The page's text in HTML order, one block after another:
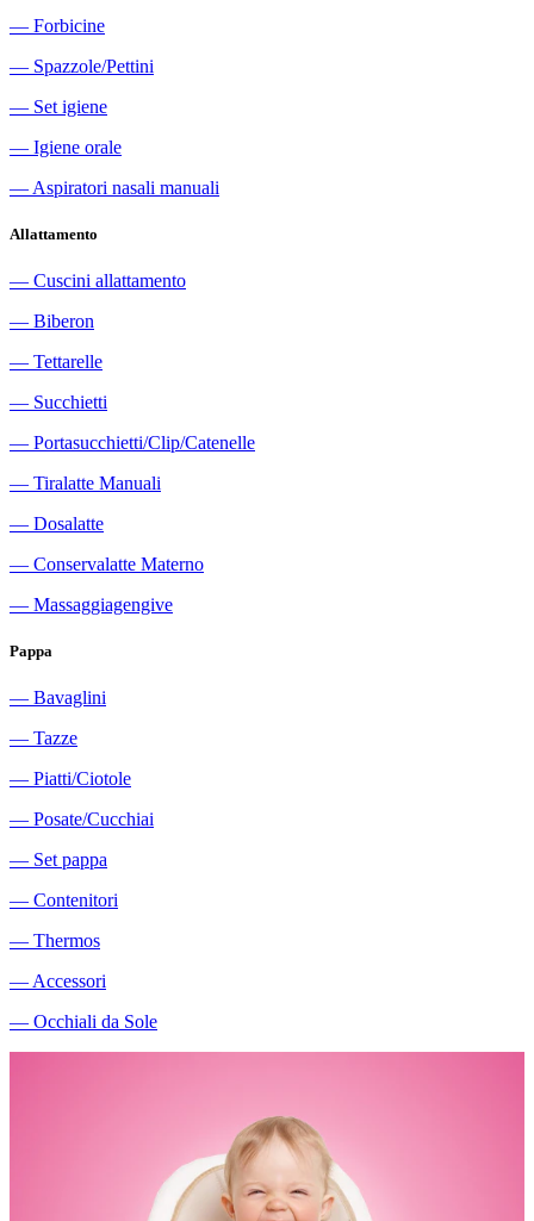
― Forbicine
― Spazzole/Pettini
― Set igiene
― Igiene orale
― Aspiratori nasali manuali
Allattamento
― Cuscini allattamento
― Biberon
― Tettarelle
― Succhietti
― Portasucchietti/Clip/Catenelle
― Tiralatte Manuali
― Dosalatte
― Conservalatte Materno
― Massaggiagengive
Pappa
― Bavaglini
― Tazze
― Piatti/Ciotole
― Posate/Cucchiai
― Set pappa
― Contenitori
― Thermos
― Accessori
― Occhiali da Sole